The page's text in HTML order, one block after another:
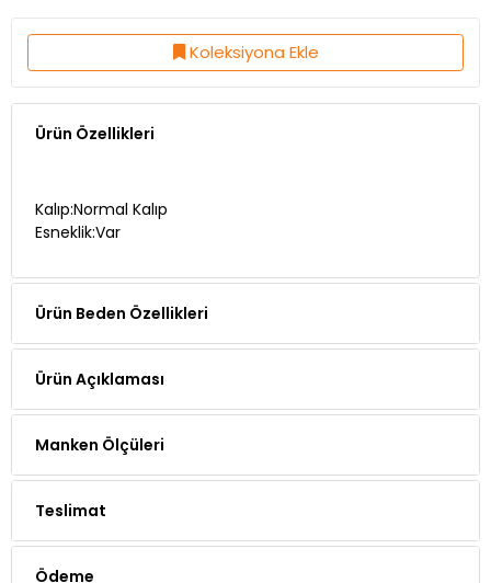
Koleksiyona Ekle
Ürün Özellikleri
Kalıp:Normal Kalıp
Esneklik:Var
Ürün Beden Özellikleri
Ürün Açıklaması
Manken Ölçüleri
Teslimat
Ödeme